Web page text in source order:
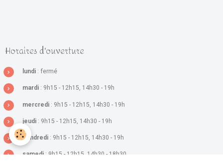
Horaires d'ouverture
lundi : fermé
mardi : 9h15 - 12h15, 14h30 - 19h
mercredi : 9h15 - 12h15, 14h30 - 19h
jeudi : 9h15 - 12h15, 14h30 - 19h
vendredi : 9h15 - 12h15, 14h30 - 19h
samedi : 9h15 - 12h15, 14h30 - 18h30